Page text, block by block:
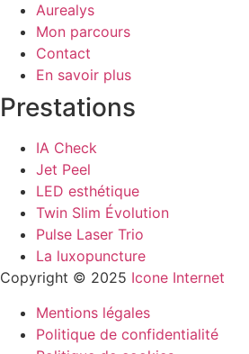
Aurealys
Mon parcours
Contact
En savoir plus
Prestations
IA Check
Jet Peel
LED esthétique
Twin Slim Évolution
Pulse Laser Trio
La luxopuncture
Copyright © 2025 Icone Internet
Mentions légales
Politique de confidentialité